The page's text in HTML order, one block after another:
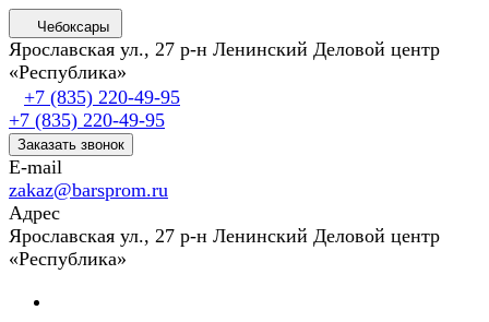
Чебоксары
Ярославская ул., 27 р-н Ленинский Деловой центр
«Республика»
+7 (835) 220-49-95
+7 (835) 220-49-95
Заказать звонок
E-mail
zakaz@barsprom.ru
Адрес
Ярославская ул., 27 р-н Ленинский Деловой центр
«Республика»